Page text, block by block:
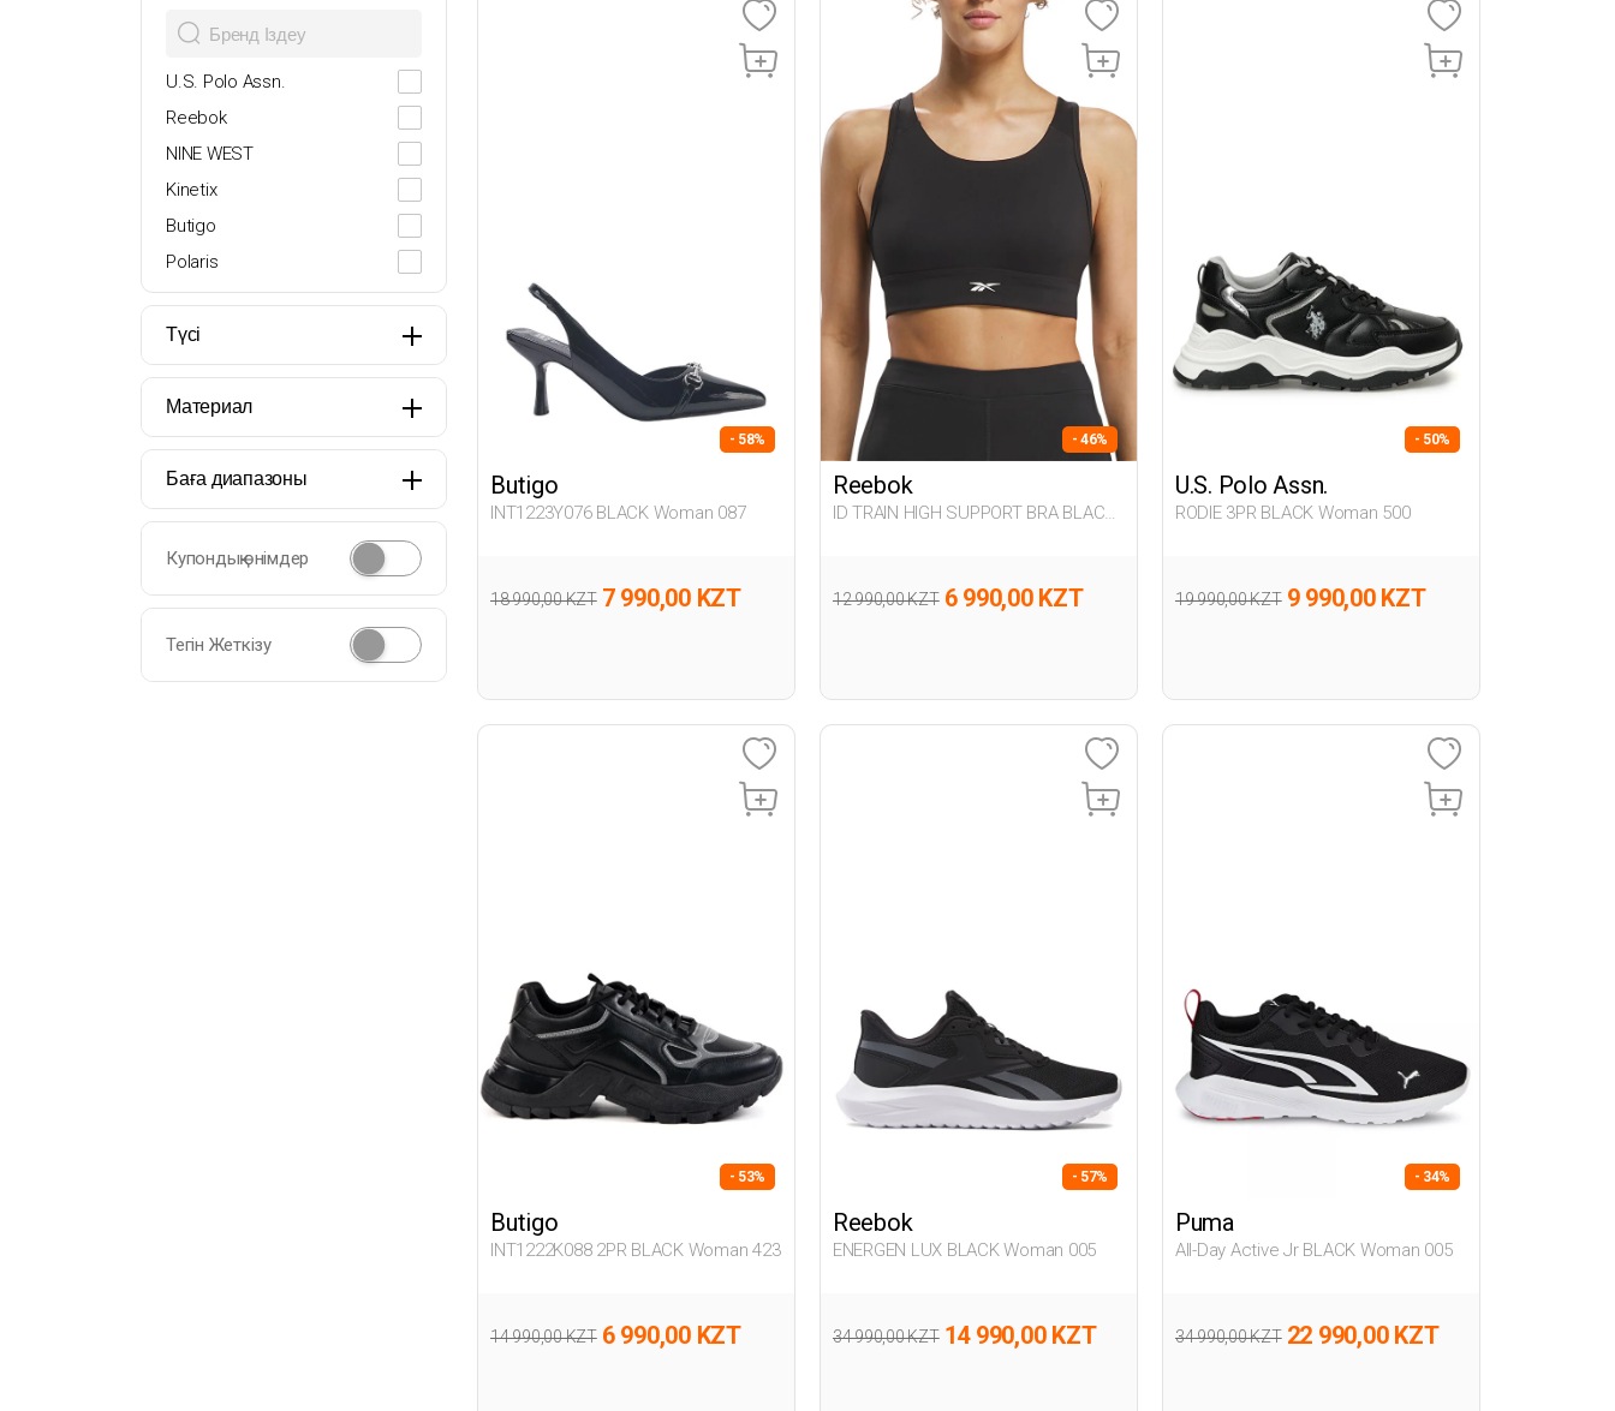
37.5
38
38.5
39
40
2XS
36-37
38-39
40-41
STD
U.S. Polo Assn.
Reebok
NINE WEST
Kinetix
Butigo
Polaris
Puma
Lumberjack
Miss F
adidas
Nike
PROSHOT
Travel Soft
Түсі
Материал
Баға диапазоны
Купондық өнімдер
Тегін Жеткізу
- 58%
Butigo
INT1223Y076 BLACK Woman 087
18 990,00 KZT 7 990,00 KZT
- 46%
Reebok
ID TRAIN HIGH SUPPORT BRA BLACK
12 990,00 KZT 6 990,00 KZT
- 50%
U.S. Polo Assn.
RODIE 3PR BLACK Woman 500
19 990,00 KZT 9 990,00 KZT
- 53%
Butigo
INT1222K088 2PR BLACK Woman 423
14 990,00 KZT 6 990,00 KZT
- 57%
Reebok
ENERGEN LUX BLACK Woman 005
34 990,00 KZT 14 990,00 KZT
- 34%
Puma
All-Day Active Jr BLACK Woman 005
34 990,00 KZT 22 990,00 KZT